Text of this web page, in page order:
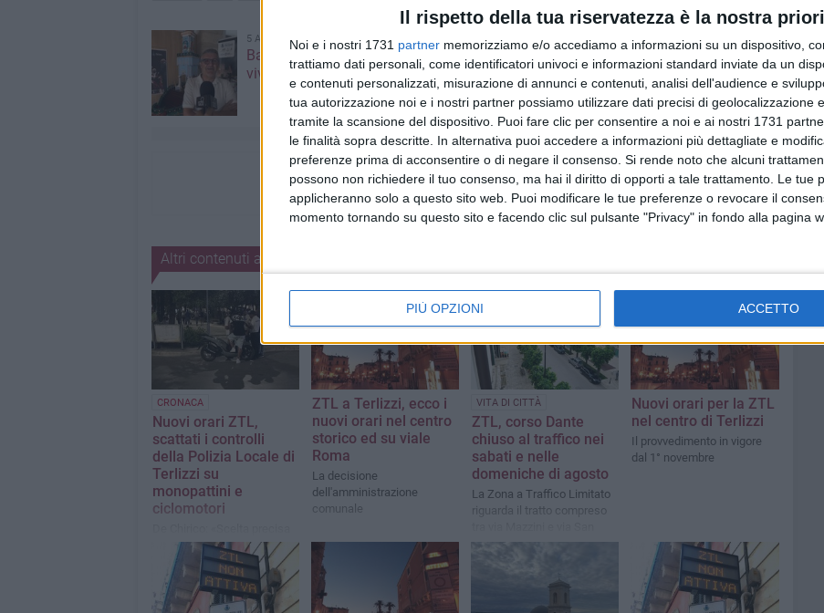
Il rispetto della tua riservatezza è la nostra
Noi e i nostri 1731 partner memorizziamo e/o accediamo a informazioni su un dispositivo,
trattiamo dati personali, come identificatori univoci e informazioni standard inviate da un
e contenuti personalizzati, misurazione di annunci e contenuti, analisi dell'audience e
tua autorizzazione noi e i nostri partner possiamo utilizzare dati precisi di geolocalizzazione
tramite la scansione del dispositivo. Puoi fare clic per consentire a noi e ai nostri 1731
le finalità sopra descritte. In alternativa puoi accedere a informazioni più dettagliate e
preferenze prima di acconsentire o di negare il consenso. Si rende noto che alcuni
possono non richiedere il tuo consenso, ma hai il diritto di opporti a tale trattamento. Le tue
applicheranno solo a questo sito web. Puoi modificare le tue preferenze o revocare il
momento tornando su questo sito e facendo clic sul pulsante "Privacy" in fondo alla pagina
PIÙ OPZIONI ACCETTO
5 AGOSTO 2026
Barione: «La Festa Maggiore si
vive con il cuore»
5 AGOSTO 2026
Sanità, il sottosegretario
Gemmato stoppa le polemiche di
Decaro - VIDEO
Altri contenuti a tema
CRONACA
Nuovi orari ZTL,
scattati i controlli
della Polizia Locale di
Terlizzi su
monopattini e
ciclomotori
su richiesta delle famiglie»
ZTL a Terlizzi, ecco i
nuovi orari nel centro
storico ed su viale
Roma
La decisione
dell'amministrazione
comunale
VITA DI CITTÀ
ZTL, corso Dante
chiuso al traffico nei
sabati e nelle
domeniche di agosto
La Zona a Traffico Limitato
riguarda il tratto compreso
Francesco
Nuovi orari per la ZTL
nel centro di Terlizzi
Il provvedimento in vigore
dal 1° novembre